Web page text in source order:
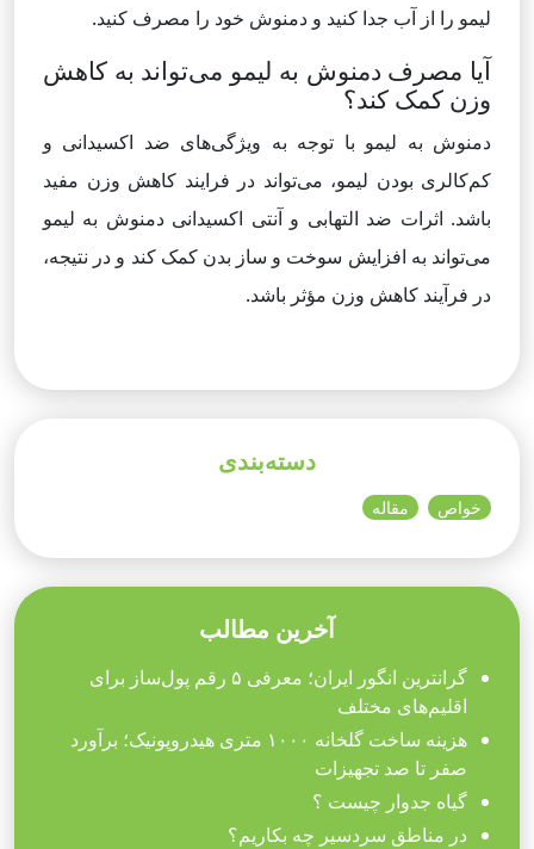
لیمو را از آب جدا کنید و دمنوش خود را مصرف کنید.
آیا مصرف دمنوش به لیمو می‌تواند به کاهش
وزن کمک کند؟
دمنوش به لیمو با توجه به ویژگی‌های ضد اکسیدانی و
کم‌کالری بودن لیمو، می‌تواند در فرایند کاهش وزن مفید
باشد. اثرات ضد التهابی و آنتی اکسیدانی دمنوش به لیمو
می‌تواند به افزایش سوخت و ساز بدن کمک کند و در نتیجه،
در فرآیند کاهش وزن مؤثر باشد.
دسته‌بندی
خواص مقاله
آخرین مطالب
گرانترین انگور ایران؛ معرفی ۵ رقم پول‌ساز برای
اقلیم‌های مختلف
هزینه ساخت گلخانه ۱۰۰۰ متری هیدروپونیک؛ برآورد
صفر تا صد تجهیزات
گیاه جدوار چیست ؟
در مناطق سردسیر چه بکاریم؟